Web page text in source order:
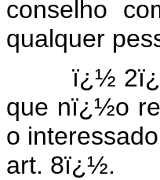
conselho
qualquer
ï¿½ 2ï¿½
que nï¿½o
o
art. 8ï¿½.